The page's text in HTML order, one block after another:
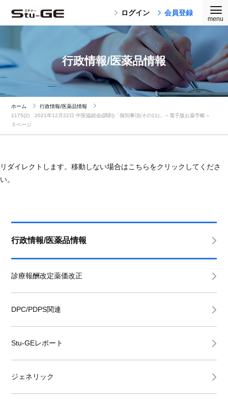
ログイン 会員登録
行政情報/医薬品情報
ホーム
行政情報/医薬品情報
1175(2) 2021年12月22日 中医協総会(調剤)「個別事項(その11)」～電子版お薬手帳～
５ページ
リダイレクトします。移動しない場合はこちらをクリックしてくださ
い。
行政情報/医薬品情報
診療報酬改定薬価改正
DPC/PDPS関連
Stu-GEレポート
ジェネリック